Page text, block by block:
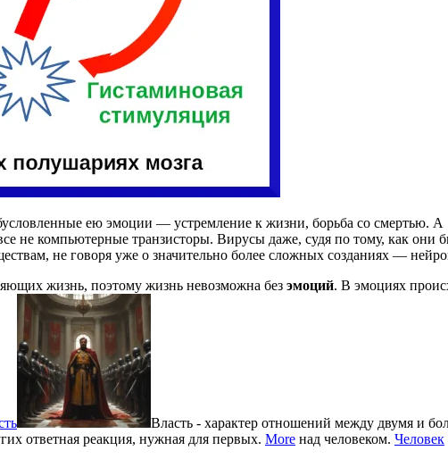
ею эмоции — устремление к жизни, борьба со смертью. А
не компьютерные транзисторы. Вирусы даже, судя по тому, как они
не говоря уже о значительно более сложных созданиях —
жизнь, поэтому жизнь невозможна без эмоций. В эмоциях
Власть - характер отношений между двумя и
ответная реакция, нужная для первых. More над человеком. Человек